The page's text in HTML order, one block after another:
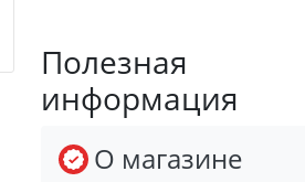
Полезная
информация
О магазине